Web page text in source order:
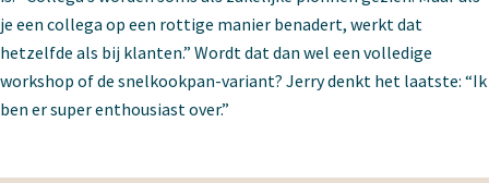
je een collega op een rottige manier benadert, werkt dat
hetzelfde als bij klanten.” Wordt dat dan wel een volledige
workshop of de snelkookpan-variant? Jerry denkt het laatste: “Ik
ben er super enthousiast over.”